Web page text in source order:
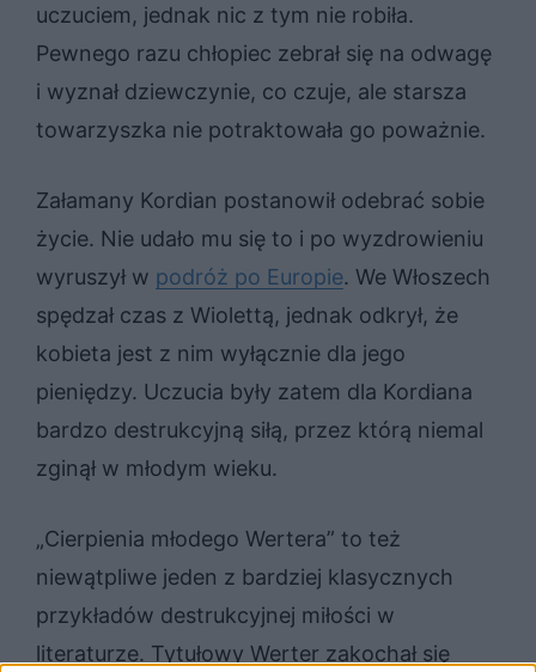
uczuciem, jednak nic z tym nie robiła.
Pewnego razu chłopiec zebrał się na odwagę
i wyznał dziewczynie, co czuje, ale starsza
towarzyszka nie potraktowała go poważnie.
Załamany Kordian postanowił odebrać sobie
życie. Nie udało mu się to i po wyzdrowieniu
wyruszył w podróż po Europie. We Włoszech
spędzał czas z Wiolettą, jednak odkrył, że
kobieta jest z nim wyłącznie dla jego
pieniędzy. Uczucia były zatem dla Kordiana
bardzo destrukcyjną siłą, przez którą niemal
zginął w młodym wieku.
„Cierpienia młodego Wertera” to też
niewątpliwe jeden z bardziej klasycznych
przykładów destrukcyjnej miłości w
literaturze. Tytułowy Werter zakochał się